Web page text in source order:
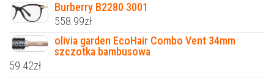
Burberry B2280 3001
558.99zł
olivia garden EcoHair Combo Vent 34mm
szczotka bambusowa
59.42zł